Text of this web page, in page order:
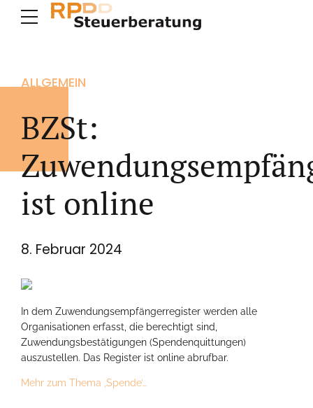
ALLGEMEIN
BZSt:
ist online
8. Februar 2024
In dem Zuwendungsempfängerregister werden alle
Organisationen erfasst, die berechtigt sind,
Zuwendungsbestätigungen (Spendenquittungen)
auszustellen. Das Register ist online abrufbar.
Mehr zum Thema ‚Spende’…